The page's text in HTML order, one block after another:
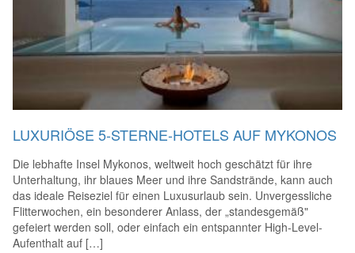
LUXURIÖSE 5-STERNE-HOTELS AUF MYKONOS
Die lebhafte Insel Mykonos, weltweit hoch geschätzt für ihre
Unterhaltung, ihr blaues Meer und ihre Sandstrände, kann auch
das ideale Reiseziel für einen Luxusurlaub sein. Unvergessliche
Flitterwochen, ein besonderer Anlass, der „standesgemäß"
gefeiert werden soll, oder einfach ein entspannter High-Level-
Aufenthalt auf […]